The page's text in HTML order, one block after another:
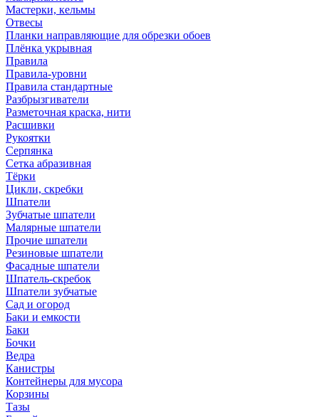
Мастерки, кельмы
Отвесы
Планки направляющие для обрезки обоев
Плёнка укрывная
Правила
Правила-уровни
Правила стандартные
Разбрызгиватели
Разметочная краска, нити
Расшивки
Рукоятки
Серпянка
Сетка абразивная
Тёрки
Цикли, скребки
Шпатели
Зубчатые шпатели
Малярные шпатели
Прочие шпатели
Резиновые шпатели
Фасадные шпатели
Шпатель-скребок
Шпатели зубчатые
Сад и огород
Баки и емкости
Баки
Бочки
Ведра
Канистры
Контейнеры для мусора
Корзины
Тазы